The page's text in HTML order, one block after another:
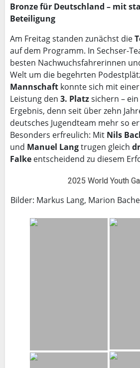
Bronze für Deutschland – mit
Beteiligung
Am Freitag standen zunächst die
auf dem Programm. In Sechser-
besten Nachwuchsfahrerinnen
Welt um die begehrten
Mannschaft konnte sich mit
Leistung den 3. Platzsichern –
Ergebnis, denn seit über zehn
deutsches Jugendteam mehr so
Besonders erfreulich: Mit Nils
und Manuel Langtrugen gleich
Falke entscheidend zu diesem
2025 World Youth
Bilder: Markus Lang, Marion